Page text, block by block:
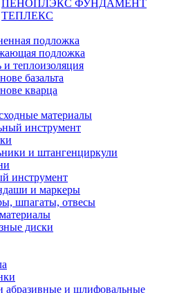
ПЕНОПЛЭКС ФУНДАМЕНТ
ТЕПЛЕКС
подложка
подложка
и теплоизоляция
базальта
кварца
материалы
инструмент
и штангенциркули
инструмент
и маркеры
шпагаты, отвесы
диски
абразивные и шлифовальные